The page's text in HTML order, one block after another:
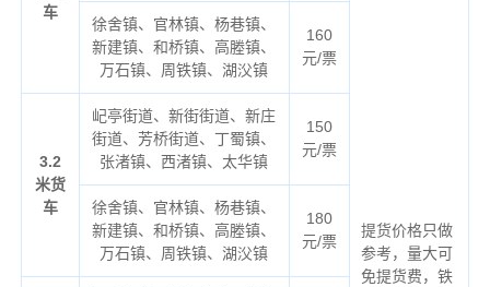
车
提货价格只做
参考，量大可
免提货费，铁
徐舍镇、官林镇、杨巷镇、
新建镇、和桥镇、高塍镇、
万石镇、周铁镇、湖㳇镇
160
元/票
3.2
米货
车
屺亭街道、新街街道、新庄
街道、芳桥街道、丁蜀镇、
张渚镇、西渚镇、太华镇
150
元/票
徐舍镇、官林镇、杨巷镇、
新建镇、和桥镇、高塍镇、
万石镇、周铁镇、湖㳇镇
180
元/票